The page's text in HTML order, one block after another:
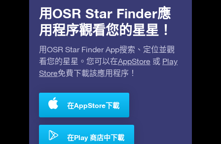
用OSR Star Finder應
用程序觀看您的星星！
用OSR Star Finder App搜索、定位並觀
看您的星星。您可以在AppStore 或 Play
Store免費下載該應用程序！
在AppStore下載
在Play 商店中下載